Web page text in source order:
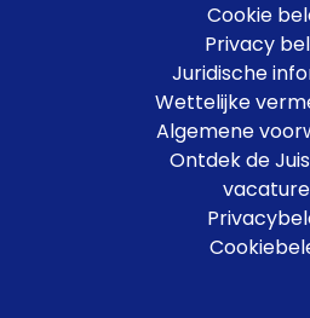
Cookie
Privacy
Juridische
Wettelijke
Algemene
Ontdek de